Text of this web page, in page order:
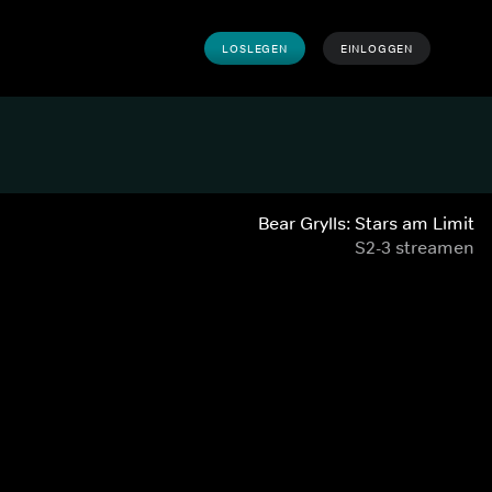
LOSLEGEN EINLOGGEN
Bear Grylls: Stars am Limit
S2-3 streamen